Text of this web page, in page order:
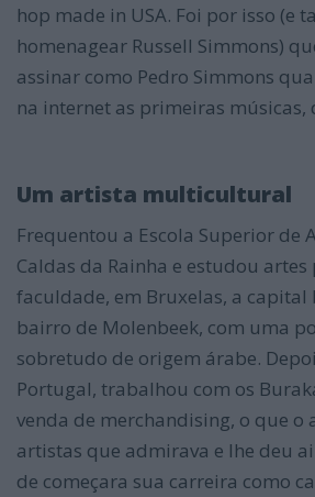
hop made in USA. Foi por isso (e
homenagear Russell Simmons)
assinar como Pedro Simmons
na internet as primeiras
Um artista multicultural
Frequentou a Escola Superior de
Caldas da Rainha e estudou artes
faculdade, em Bruxelas, a capital
bairro de Molenbeek, com uma
sobretudo de origem árabe.
Portugal, trabalhou com os
venda de merchandising, o que o
artistas que admirava e lhe deu
de começara sua carreira como